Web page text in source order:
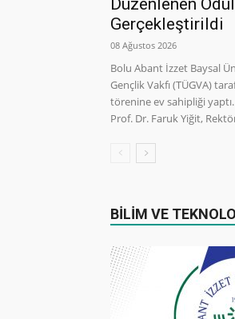
Gerçekleştirildi
08 Ağustos 2026
Bolu Abant İzzet Baysal
Gençlik Vakfı (TÜGVA)
törenine ev sahipliği
Prof. Dr. Faruk Yiğit, Rektör
BİLİM VE